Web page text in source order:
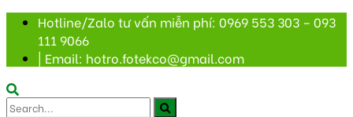
Hotline/Zalo tư vấn miễn phí: 0969 553 303 – 093
111 9066
| Email: hotro.fotekco@gmail.com